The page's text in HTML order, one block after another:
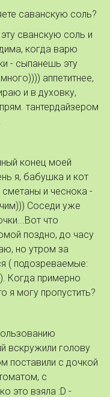
саванскую соль?
сванскую соль и
когда варю
- сыпанешь эту
аппетитнее,
и в духовку,
тантердайзером
конец моей
я, бабушка и кот
и чеснока -
Соседи уже
что
поздно, до часу
но утром за
( подозреваемые:
Когда примерно
я могу пропустить?
вскружили голову
поставили с дочкой
с
это взяла :D -